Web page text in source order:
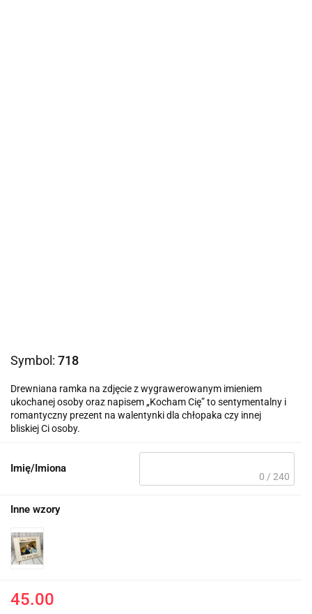
Symbol: 718
Drewniana ramka na zdjęcie z wygrawerowanym imieniem
ukochanej osoby oraz napisem „Kocham Cię” to sentymentalny i
romantyczny prezent na walentynki dla chłopaka czy innej
bliskiej Ci osoby.
Imię/Imiona
0 / 240
Inne wzory
45.00